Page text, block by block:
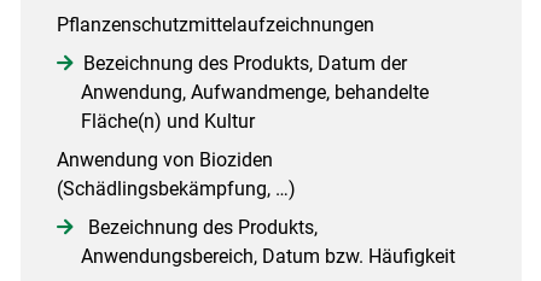
Pflanzenschutzmittelaufzeichnungen
Bezeichnung des Produkts, Datum der
Anwendung, Aufwandmenge, behandelte
Fläche(n) und Kultur
Anwendung von Bioziden
(Schädlingsbekämpfung, …)
Bezeichnung des Produkts,
Anwendungsbereich, Datum bzw. Häufigkeit